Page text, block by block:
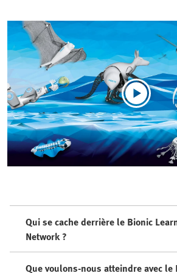
Qui se cache derrière le Bionic
Network ?
Que voulons-nous atteindre avec le